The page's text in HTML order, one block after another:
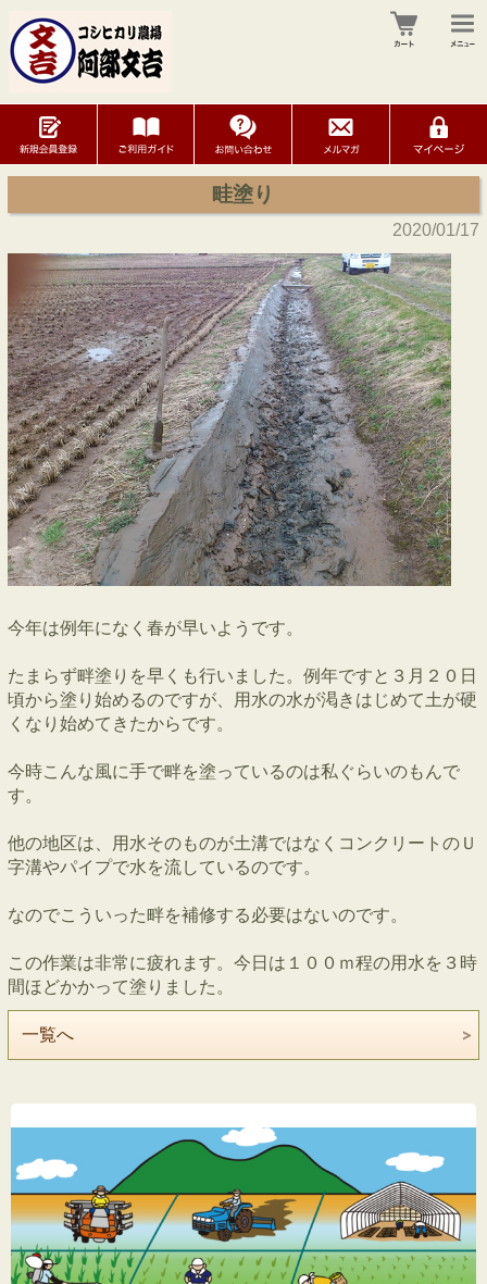
畦塗り
2020/01/17
今年は例年になく春が早いようです。
たまらず畔塗りを早くも行いました。例年ですと３月２０日
頃から塗り始めるのですが、用水の水が渇きはじめて土が硬
くなり始めてきたからです。
今時こんな風に手で畔を塗っているのは私ぐらいのもんで
す。
他の地区は、用水そのものが土溝ではなくコンクリートのＵ
字溝やパイプで水を流しているのです。
なのでこういった畔を補修する必要はないのです。
この作業は非常に疲れます。今日は１００ｍ程の用水を３時
間ほどかかって塗りました。
一覧へ